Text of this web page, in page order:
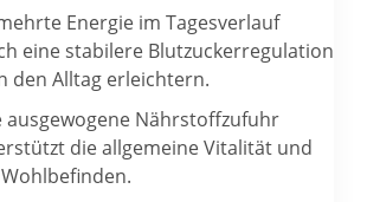
Energie im Tagesverlauf
eine stabilere Blutzuckerregulation
den Alltag erleichtern.
ausgewogene Nährstoffzufuhr
die allgemeine Vitalität und